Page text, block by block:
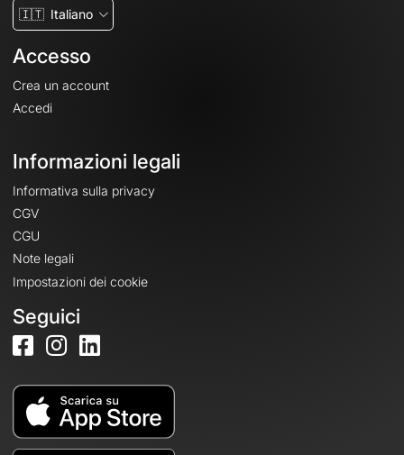
🇮🇹 Italiano
Accesso
Crea un account
Accedi
Informazioni legali
Informativa sulla privacy
CGV
CGU
Note legali
Impostazioni dei cookie
Seguici